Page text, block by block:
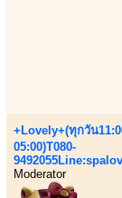
+Lovely+(ทุกวัน
05:00)T080-
Moderator